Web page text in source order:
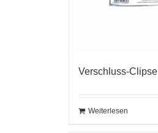
Verschluss-Clipse
Weiterlesen